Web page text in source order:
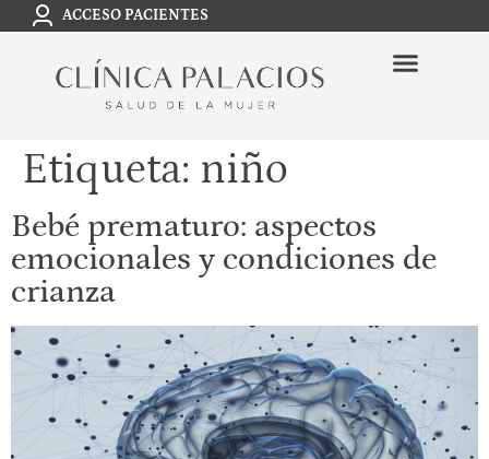
ACCESO PACIENTES
Etiqueta: niño
Bebé prematuro: aspectos
emocionales y condiciones de
crianza